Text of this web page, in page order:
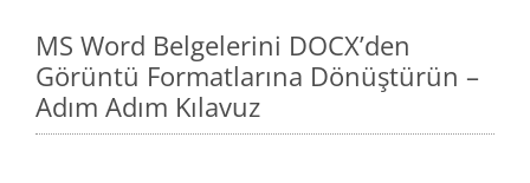
MS Word Belgelerini DOCX’den
Görüntü Formatlarına Dönüştürün –
Adım Adım Kılavuz